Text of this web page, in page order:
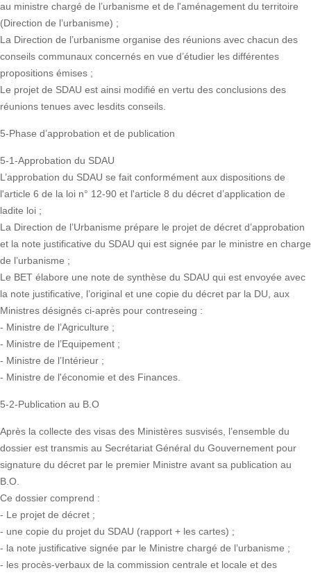
au ministre chargé de l’urbanisme et de l'aménagement du territoire
(Direction de l’urbanisme) ;
La Direction de l’urbanisme organise des réunions avec chacun des
conseils communaux concernés en vue d’étudier les différentes
propositions émises ;
Le projet de SDAU est ainsi modifié en vertu des conclusions des
réunions tenues avec lesdits conseils.
5-Phase d’approbation et de publication
5-1-Approbation du SDAU
L’approbation du SDAU se fait conformément aux dispositions de
l'article 6 de la loi n° 12-90 et l'article 8 du décret d’application de
ladite loi ;
La Direction de l’Urbanisme prépare le projet de décret d’approbation
et la note justificative du SDAU qui est signée par le ministre en charge
de l’urbanisme ;
Le BET élabore une note de synthèse du SDAU qui est envoyée avec
la note justificative, l’original et une copie du décret par la DU, aux
Ministres désignés ci-après pour contreseing :
- Ministre de l’Agriculture ;
- Ministre de l’Equipement ;
- Ministre de l’Intérieur ;
- Ministre de l'économie et des Finances.
5-2-Publication au B.O
Après la collecte des visas des Ministères susvisés, l’ensemble du
dossier est transmis au Secrétariat Général du Gouvernement pour
signature du décret par le premier Ministre avant sa publication au
B.O.
Ce dossier comprend :
- Le projet de décret ;
- une copie du projet du SDAU (rapport + les cartes) ;
- la note justificative signée par le Ministre chargé de l’urbanisme ;
- les procès-verbaux de la commission centrale et locale et des